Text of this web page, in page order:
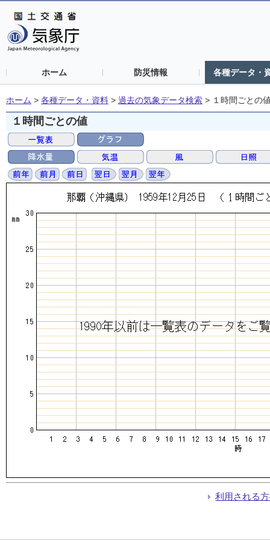
ホーム 防災情報 各種データ・
ホーム > 各種データ・資料 > 過去の気象データ検索 > １時間ごとの
１時間ごとの値
利用される